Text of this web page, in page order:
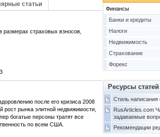
статьи
страховых взносов,
после его кризиса 2008
рынка элитной недвижимости,
богатые персоны тратят все
по всем США.
Финансы
Банки и кредиты
Налоги
Недвижимость
Страхование
Форекс
Ресурсы статей
Стиль написания
RusArticles.com
задаваемые
Рекомендации